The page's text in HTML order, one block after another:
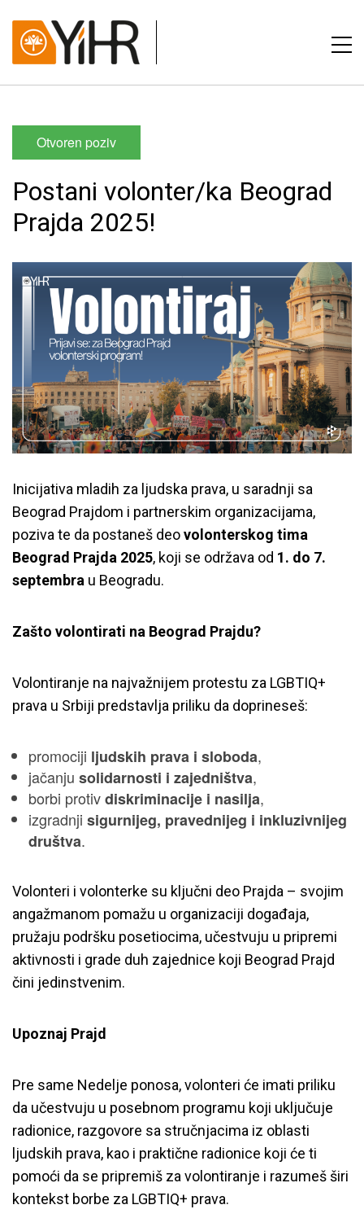
Otvoren poziv
Postani volonter/ka Beograd
Prajda 2025!
Inicijativa mladih za ljudska prava, u saradnji sa
Beograd Prajdom i partnerskim organizacijama,
poziva te da postaneš deovolonterskog tima
Beograd Prajda 2025, koji se održava od 1. do 7.
septembra u Beogradu.
Zašto volontirati na Beograd Prajdu?
Volontiranje na najvažnijem protestu za LGBTIQ+
prava u Srbiji predstavlja priliku da doprineseš:
promociji ljudskih prava i sloboda,
jačanju solidarnosti i zajedništva,
borbi protivdiskriminacije i nasilja,
izgradnji sigurnijeg, pravednijeg i inkluzivnijeg
društva.
Volonteri i volonterke su ključni deo Prajda – svojim
angažmanom pomažu u organizaciji događaja,
pružaju podršku posetiocima, učestvuju u pripremi
aktivnosti i grade duh zajednice koji Beograd Prajd
čini jedinstvenim.
Upoznaj Prajd
Pre same Nedelje ponosa, volonteri će imati priliku
da učestvuju u posebnom programu koji uključuje
radionice, razgovore sa stručnjacima iz oblasti
ljudskih prava, kao i praktične radionice koji će ti
pomoći da se pripremiš za volontiranje i razumeš širi
kontekst borbe za LGBTIQ+ prava.